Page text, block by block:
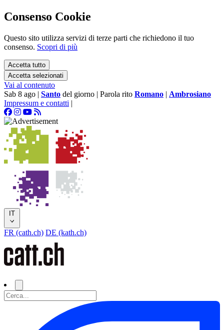
Consenso Cookie
Questo sito utilizza servizi di terze parti che richiedono il tuo
consenso. Scopri di più
Accetta tutto
Accetta selezionati
Vai al contenuto
Sab 8 ago | Santo del giorno | Parola rito Romano | Ambrosiano
Impressum e contatti |
IT
FR (cath.ch) DE (kath.ch)